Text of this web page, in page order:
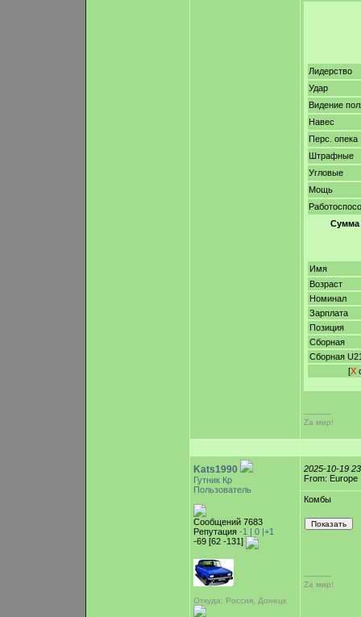
Лидерство
Удар
Видение
Навес
Перс. опека
Штрафные
Угловые
Мощь
Сумма
Имя
Возраст
Номинал
Зарплата
Позиция
Сборная
Сборная
[Х
-----------
Zа мир!
Kats1990
Гутник Кр
Пользователь
Сообщений 7683
Репутация -1 | 0 |+1
-69 [62 -131]
Откуда: Россия, Донецк
2025-10-19
From: Europe
Комбы
-----------
Zа мир!